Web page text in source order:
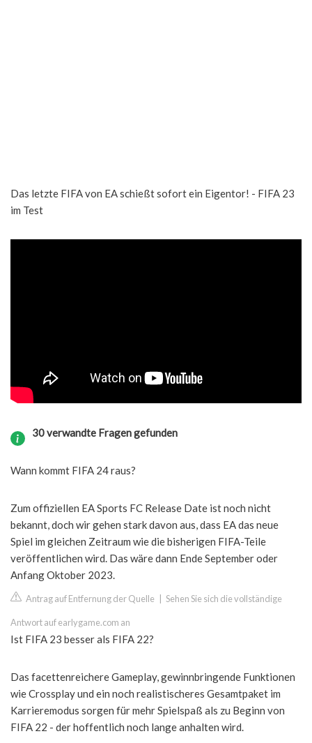
Das letzte FIFA von EA schießt sofort ein Eigentor! - FIFA 23
im Test
30 verwandte Fragen gefunden
Wann kommt FIFA 24 raus?
Zum offiziellen EA Sports FC Release Date ist noch nicht
bekannt, doch wir gehen stark davon aus, dass EA das neue
Spiel im gleichen Zeitraum wie die bisherigen FIFA-Teile
veröffentlichen wird. Das wäre dann Ende September oder
Anfang Oktober 2023.
Antrag auf Entfernung der Quelle Sehen Sie sich die vollständige
Antwort auf earlygame.com an
Ist FIFA 23 besser als FIFA 22?
Das facettenreichere Gameplay, gewinnbringende Funktionen
wie Crossplay und ein noch realistischeres Gesamtpaket im
Karrieremodus sorgen für mehr Spielspaß als zu Beginn von
FIFA 22 - der hoffentlich noch lange anhalten wird.